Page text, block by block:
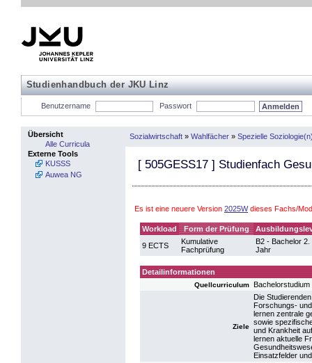
Studienhandbuch der JKU Linz
Benutzername Passwort
Übersicht
Alle Curricula
Externe Tools
KUSSS
Auwea NG
Sozialwirtschaft » Wahlfächer » Spezielle
[ 505GESS17 ] Studienfach
Es ist eine neuere Version 2025Wdieses Fachs/
Workload Form der Prüfung
9 ECTS
Kumulative
Fachprüfung
B2 - Bachelor 2.
Jahr
Detailinformationen
Quellcurriculum Bachelorstudium
Ziele
Die
Forschungs-
lernen zentrale
sowie
und Krankheit
lernen aktuelle
Einsatzfelder